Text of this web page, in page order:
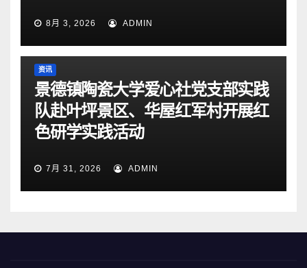
8月 3, 2026 ADMIN
资讯
景德镇陶瓷大学爱心社党支部实践
队赴叶坪景区、华屋红军村开展红
色研学实践活动
7月 31, 2026 ADMIN